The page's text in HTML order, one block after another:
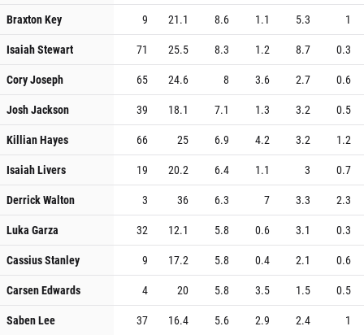
Braxton Key
9 21.1 8.6 1.1 5.3
1
Isaiah Stewart
71 25.5 8.3 1.2 8.7
0.3
Cory Joseph
65 24.6 8 3.6 2.7
0.6
Josh Jackson
39 18.1 7.1 1.3 3.2
0.5
Killian Hayes
66 25 6.9 4.2 3.2
1.2
Isaiah Livers
19 20.2 6.4 1.1 3
0.7
Derrick Walton
3 36 6.3 7 3.3
2.3
Luka Garza
32 12.1 5.8 0.6 3.1
0.3
Cassius Stanley
9 17.2 5.8 0.4 2.1
0.6
Carsen Edwards
4 20 5.8 3.5 1.5
0.5
Saben Lee
37 16.4 5.6 2.9 2.4
1